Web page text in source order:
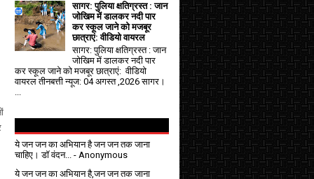
सागर: पुलिया क्षतिग्रस्त : जान
जोखिम में डालकर नदी पार
कर स्कूल जाने को मजबूर
छात्राएं: वीडियो वायरल
सागर: पुलिया क्षतिग्रस्त : जान
जोखिम में डालकर नदी पार
कर स्कूल जाने को मजबूर छात्राएं: वीडियो
वायरल तीनबत्ती न्यूज: 04 अगस्त ,2026 सागर।
ये जन जन का अभियान है जन जन तक जाना
चाहिए। डॉ वंदन...
- Anonymous
ये जन जन का अभियान है,जन जन तक जाना